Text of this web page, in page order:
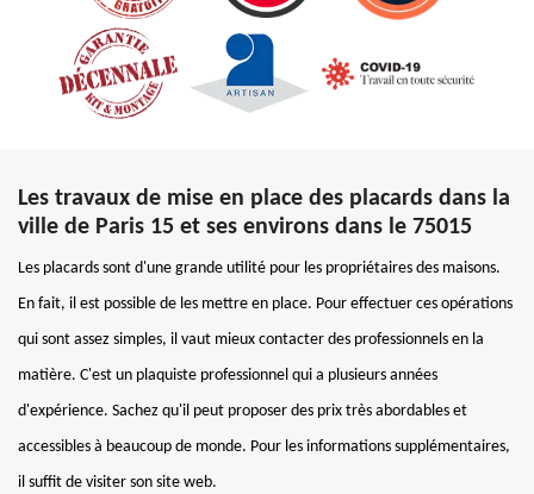
Les travaux de mise en place des placards dans la
ville de Paris 15 et ses environs dans le 75015
Les placards sont d'une grande utilité pour les propriétaires des maisons.
En fait, il est possible de les mettre en place. Pour effectuer ces opérations
qui sont assez simples, il vaut mieux contacter des professionnels en la
matière. C'est un plaquiste professionnel qui a plusieurs années
d'expérience. Sachez qu'il peut proposer des prix très abordables et
accessibles à beaucoup de monde. Pour les informations supplémentaires,
il suffit de visiter son site web.